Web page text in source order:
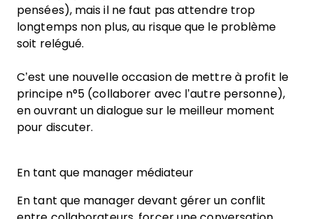
pensées), mais il ne faut pas attendre trop
longtemps non plus, au risque que le problème
soit relégué.
C’est une nouvelle occasion de mettre à profit le
principe n°5 (collaborer avec l’autre personne),
en ouvrant un dialogue sur le meilleur moment
pour discuter.
En tant que manager médiateur
En tant que manager devant gérer un conflit